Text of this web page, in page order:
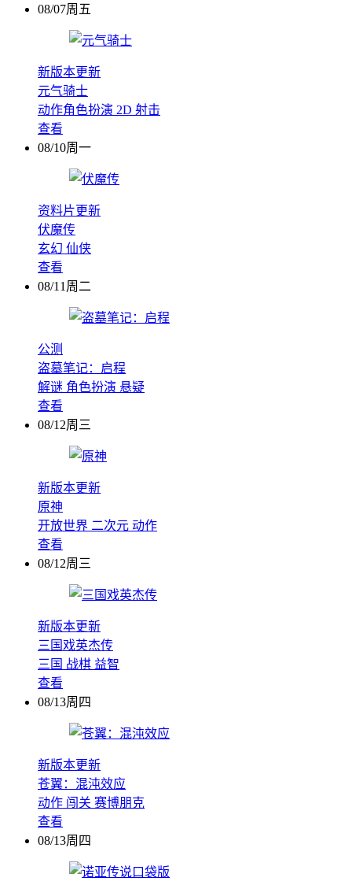
08/07周五
新版本更新
元气骑士
动作角色扮演 2D 射击
查看
08/10周一
资料片更新
伏魔传
玄幻 仙侠
查看
08/11周二
公测
盗墓笔记：启程
解谜 角色扮演 悬疑
查看
08/12周三
新版本更新
原神
开放世界 二次元 动作
查看
08/12周三
新版本更新
三国戏英杰传
三国 战棋 益智
查看
08/13周四
新版本更新
苍翼：混沌效应
动作 闯关 赛博朋克
查看
08/13周四